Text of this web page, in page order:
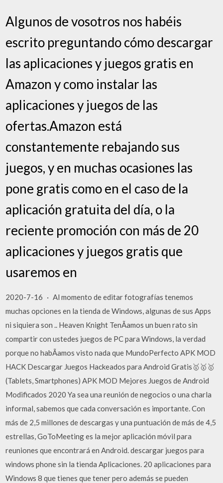
Algunos de vosotros nos habéis
escrito preguntando cómo descargar
las aplicaciones y juegos gratis en
Amazon y como instalar las
aplicaciones y juegos de las
ofertas.Amazon está
constantemente rebajando sus
juegos, y en muchas ocasiones las
pone gratis como en el caso de la
aplicación gratuita del día, o la
reciente promoción con más de 20
aplicaciones y juegos gratis que
usaremos en
2020-7-16 · Al momento de editar fotografías tenemos
muchas opciones en la tienda de Windows, algunas de sus Apps
ni siquiera son .. Heaven Knight TenÃ­amos un buen rato sin
compartir con ustedes juegos de PC para Windows, la verdad
porque no habÃ­amos visto nada que MundoPerfecto APK MOD
HACK Descargar Juegos Hackeados para Android Gratis🥇🥇🥇
(Tablets, Smartphones) APK MOD Mejores Juegos de Android
Modificados 2020 Ya sea una reunión de negocios o una charla
informal, sabemos que cada conversación es importante. Con
más de 2,5 millones de descargas y una puntuación de más de 4,5
estrellas, GoToMeeting es la mejor aplicación móvil para
reuniones que encontrará en Android. descargar juegos para
windows phone sin la tienda Aplicaciones. 20 aplicaciones para
Windows 8 que tienes que tener pero además se pueden